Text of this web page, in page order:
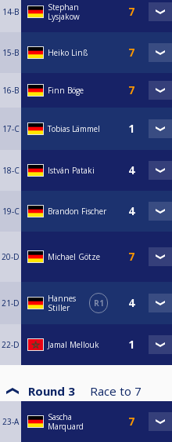
14-B
Stephan
Lysjakow
15-B Heiko Linß
16-B Finn Böge
17-C Tobias Lämmel
18-C István Pataki
19-C Brandon Fischer
20-D Michael Götze
21-D
Hannes
Stiller
R1
22-D Jamal Mellouk
Round 3 Race to 7
23-A
Sascha
Marquard